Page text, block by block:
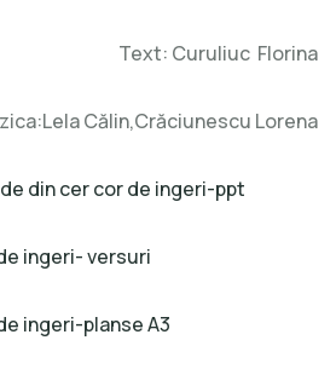
Text: Curuliuc Florina
Călin,Crăciunescu Lorena
din cer cor de ingeri-ppt
ingeri- versuri
ingeri-planse A3